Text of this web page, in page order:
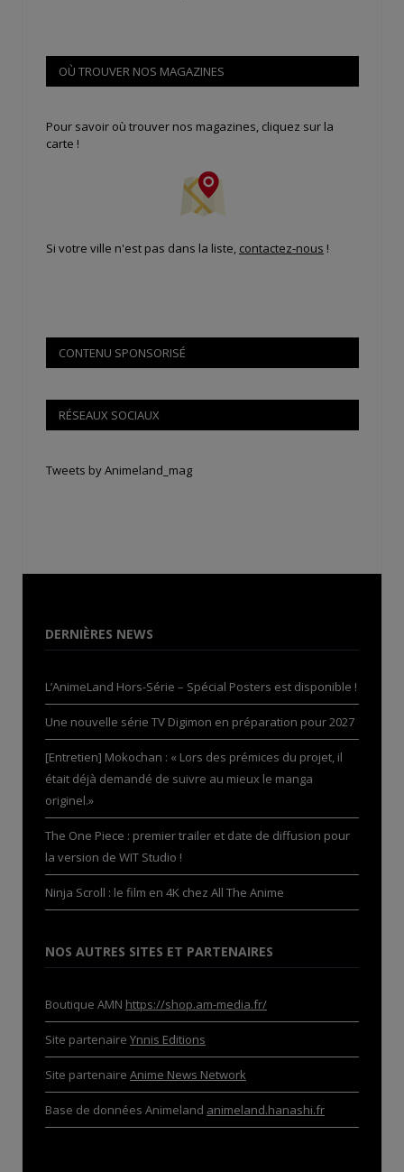
OÙ TROUVER NOS MAGAZINES
Pour savoir où trouver nos magazines, cliquez sur la
carte !
Si votre ville n'est pas dans la liste, contactez-nous !
CONTENU SPONSORISÉ
RÉSEAUX SOCIAUX
Tweets by Animeland_mag
DERNIÈRES NEWS
L’AnimeLand Hors-Série – Spécial Posters est disponible !
Une nouvelle série TV Digimon en préparation pour 2027
[Entretien] Mokochan : « Lors des prémices du projet, il
était déjà demandé de suivre au mieux le manga
originel.»
The One Piece : premier trailer et date de diffusion pour
la version de WIT Studio !
Ninja Scroll : le film en 4K chez All The Anime
NOS AUTRES SITES ET PARTENAIRES
Boutique AMN https://shop.am-media.fr/
Site partenaire Ynnis Editions
Site partenaire Anime News Network
Base de données Animeland animeland.hanashi.fr